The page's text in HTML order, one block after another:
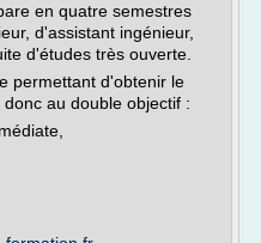
en quatre semestres
d'assistant ingénieur,
d'études très ouverte.
permettant d'obtenir le
au double objectif :